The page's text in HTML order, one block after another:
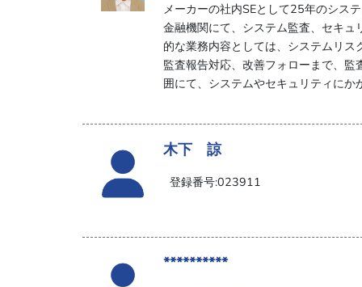
メーカーの社内SEとして25年のシス
金融機関にて、システム監査、セキ
的な業務内容としては、システムリ
監査報告対応、改善フォローまで、
囲にて、システムやセキュリティに
木下 諒
登録番号:023911
**********